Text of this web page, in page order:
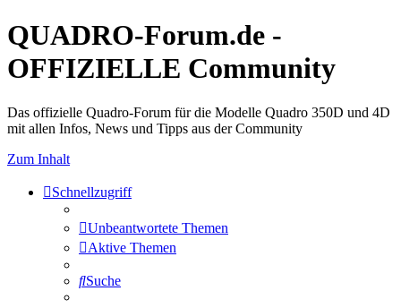
QUADRO-Forum.de -
OFFIZIELLE Community
Das offizielle Quadro-Forum für die Modelle Quadro 350D und 4D
mit allen Infos, News und Tipps aus der Community
Zum Inhalt
Schnellzugriff
Unbeantwortete Themen
Aktive Themen
Suche